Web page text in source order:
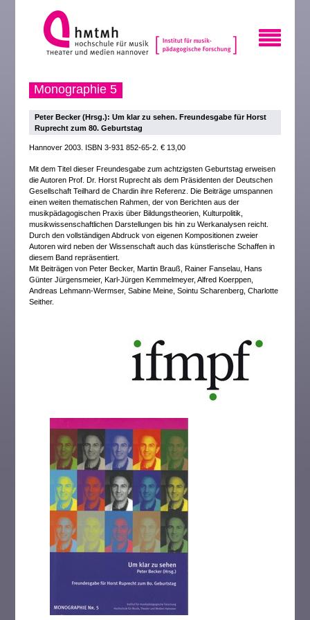
Monographie 5
Peter Becker (Hrsg.): Um klar zu sehen. Freundesgabe für Horst
Ruprecht zum 80. Geburtstag
Hannover 2003. ISBN 3-931 852-65-2. € 13,00
Mit dem Titel dieser Freundesgabe zum achtzigsten Geburtstag erweisen
die Autoren Prof. Dr. Horst Ruprecht als dem Präsidenten der Deutschen
Gesellschaft Teilhard de Chardin ihre Referenz. Die Beiträge umspannen
einen weiten thematischen Rahmen, der von Berichten aus der
musikpädagogischen Praxis über Bildungstheorien, Kulturpolitik,
musikwissenschaftlichen Darstellungen bis hin zu Werkanalysen reicht.
Durch den vollständigen Abdruck von eigenen Kompositionen zweier
Autoren wird neben der Wissenschaft auch das künstlerische Schaffen in
diesem Band repräsentiert.
Mit Beiträgen von Peter Becker, Martin Brauß, Rainer Fanselau, Hans
Günter Jürgensmeier, Karl-Jürgen Kemmelmeyer, Alfred Koerppen,
Andreas Lehmann-Wermser, Sabine Meine, Sointu Scharenberg, Charlotte
Seither.